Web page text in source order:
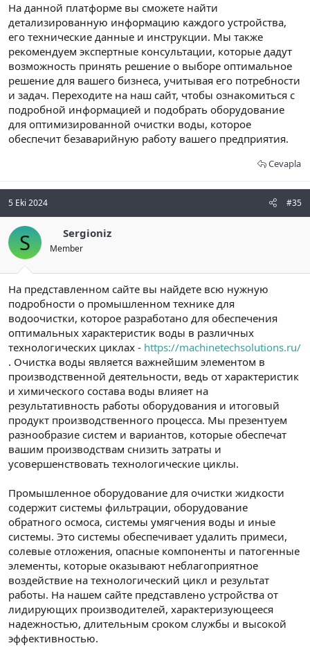
На данной платформе вы сможете найти
детализированную информацию каждого устройства,
его технические данные и инструкции. Мы также
рекомендуем экспертные консультации, которые дадут
возможность принять решение о выборе оптимальное
решение для вашего бизнеса, учитывая его потребности
и задач. Переходите на наш сайт, чтобы ознакомиться с
подробной информацией и подобрать оборудование
для оптимизированной очистки воды, которое
обеспечит безаварийную работу вашего предприятия.
Cevapla
5 Eki 2024 #35
S Sergioniz
Member
На представленном сайте вы найдете всю нужную
подробности о промышленном технике для
водоочистки, которое разработано для обеспечения
оптимальных характеристик воды в различных
технологических циклах - https://machinetechsolutions.ru/
. Очистка воды является важнейшим элементом в
производственной деятельности, ведь от характеристик
и химического состава воды влияет на
результативность работы оборудования и итоговый
продукт производственного процесса. Мы презентуем
разнообразие систем и вариантов, которые обеспечат
вашим производствам снизить затраты и
усовершенствовать технологические циклы.
Промышленное оборудование для очистки жидкости
содержит системы фильтрации, оборудование
обратного осмоса, системы умягчения воды и иные
системы. Это системы обеспечивает удалить примеси,
солевые отложения, опасные компоненты и патогенные
элементы, которые оказывают неблагоприятное
воздействие на технологический цикл и результат
работы. На нашем сайте представлено устройства от
лидирующих производителей, характеризующееся
надежностью, длительным сроком службы и высокой
эффективностью.